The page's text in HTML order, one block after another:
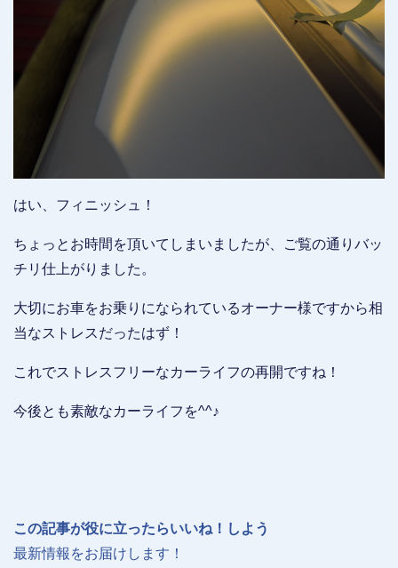
はい、フィニッシュ！
ちょっとお時間を頂いてしまいましたが、ご覧の通りバッ
チリ仕上がりました。
大切にお車をお乗りになられているオーナー様ですから相
当なストレスだったはず！
これでストレスフリーなカーライフの再開ですね！
今後とも素敵なカーライフを^^♪
この記事が役に立ったらいいね！しよう
最新情報をお届けします！